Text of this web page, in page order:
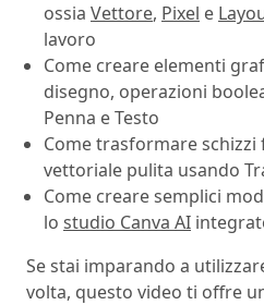
ossia Vettore, Pixel e
lavoro
Come creare elementi
disegno, operazioni
Penna e Testo
Come trasformare
vettoriale pulita usando
Come creare semplici
lo studio Canva AI
Se stai imparando a
volta, questo video ti offre